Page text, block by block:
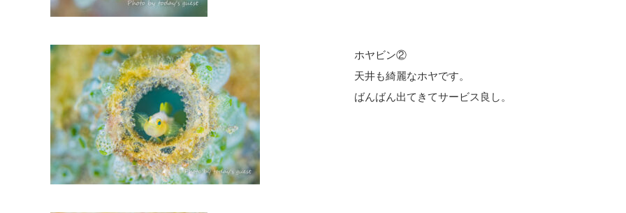
ホヤビン②
天井も綺麗なホヤです。
ばんばん出てきてサービス良し。